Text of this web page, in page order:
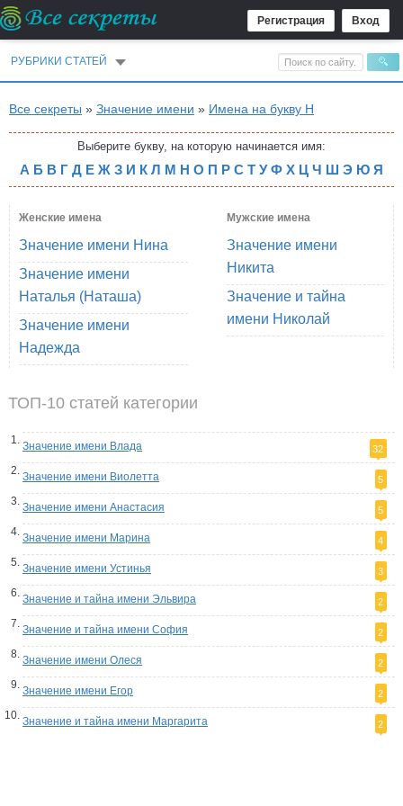
Регистрация Вход
РУБРИКИ СТАТЕЙ
Все секреты » Значение имени » Имена на букву Н
Выберите букву, на которую начинается имя:
А Б В Г Д Е Ж З И К Л М Н О П Р С Т У Ф Х Ц Ч Ш Э Ю Я
Женские имена Мужские имена
Значение имени Нина
Значение имени
Наталья (Наташа)
Значение имени
Надежда
Значение имени
Никита
Значение и тайна
имени Николай
ТОП-10 статей категории
Значение имени Влада 32
Значение имени Виолетта 5
Значение имени Анастасия 5
Значение имени Марина 4
Значение имени Устинья 3
Значение и тайна имени Эльвира 2
Значение и тайна имени София 2
Значение имени Олеся 2
Значение имени Егор 2
Значение и тайна имени Маргарита 2